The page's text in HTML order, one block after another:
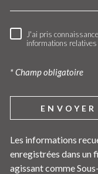
J'ai pris
informations
* Champ obligatoire
ENVOYER
Les informations
enregistrées dans un
agissant comme